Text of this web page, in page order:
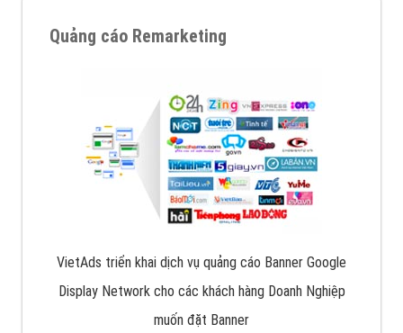
Quảng cáo Remarketing
VietAds triển khai dịch vụ quảng cáo Banner Google
Display Network cho các khách hàng Doanh Nghiệp
muốn đặt Banner